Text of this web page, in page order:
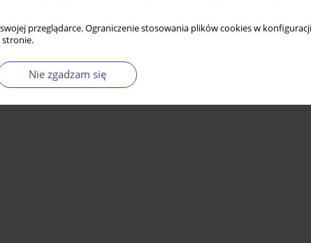
przeglądarce. Ograniczenie stosowania plików cookies w
stronie.
Nie zgadzam się